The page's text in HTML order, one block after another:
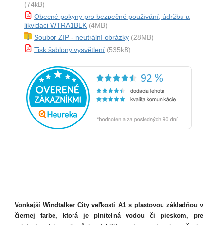
(74kB)
Obecné pokyny pro bezpečné používání, údržbu a
likvidaci WTRA1BLK (4MB)
Soubor ZIP - neutrální obrázky (28MB)
Tisk šablony vysvětlení (535kB)
Vonkajší Windtalker City veľkosti A1 s plastovou základňou v
čiernej farbe, ktorá je plniteľná vodou či pieskom, pre